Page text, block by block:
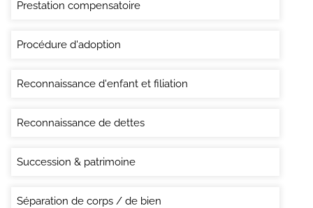
Prestation compensatoire
Procédure d'adoption
Reconnaissance d'enfant et filiation
Reconnaissance de dettes
Succession & patrimoine
Séparation de corps / de bien